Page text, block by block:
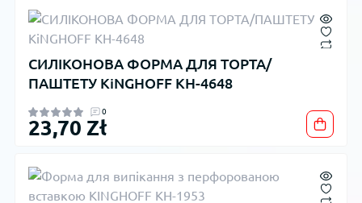
СИЛІКОНОВА ФОРМА ДЛЯ ТОРТА/
ПАШТЕТУ KiNGHOFF KH-4648
0
23,70 Zł